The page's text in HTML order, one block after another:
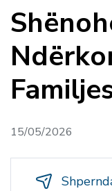
15/05/2026